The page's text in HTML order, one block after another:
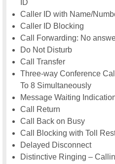
ID
Caller ID with Name/
Caller ID Blocking
Call Forwarding: No
Do Not Disturb
Call Transfer
Three-way Conference
To 8 Simultaneously
Message Waiting
Call Return
Call Back on Busy
Call Blocking with Toll
Delayed Disconnect
Distinctive Ringing –